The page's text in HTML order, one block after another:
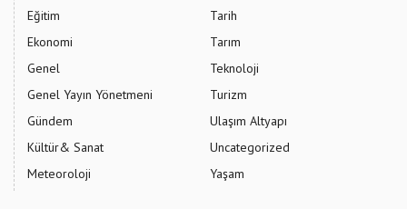
Eğitim
Ekonomi
Genel
Genel Yayın Yönetmeni
Gündem
Kültür& Sanat
Meteoroloji
Tarih
Tarım
Teknoloji
Turizm
Ulaşım Altyapı
Uncategorized
Yaşam